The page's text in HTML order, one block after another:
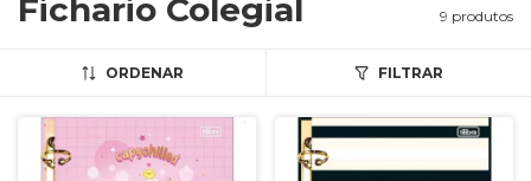
Fichario Colegial 9 produtos
ORDENAR FILTRAR